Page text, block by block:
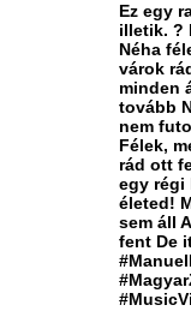
Ez egy
illetik. ?
Néha
várok
minden
tovább
nem
Félek,
rád ott
egy régi
életed!
sem áll
fent De